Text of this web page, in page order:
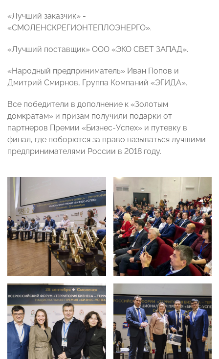
«Лучший заказчик» -
«СМОЛЕНСКРЕГИОНТЕПЛОЭНЕРГО».
«Лучший поставщик» ООО «ЭКО СВЕТ ЗАПАД».
«Народный предприниматель» Иван Попов и
Дмитрий Смирнов, Группа Компаний «ЭГИДА».
Все победители в дополнение к «Золотым
домкратам» и призам получили подарки от
партнеров Премии «Бизнес-Успех» и путевку в
финал, где поборются за право называться лучшими
предпринимателями России в 2018 году.